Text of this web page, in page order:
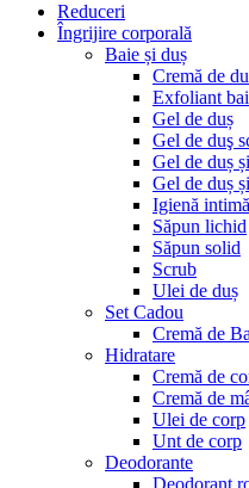
Reduceri
Îngrijire corporală
Baie și duș
Cremă de
Exfoliant
Gel de duș
Gel de duş
Gel de duș
Gel de duș
Igienă intimă
Săpun lichid
Săpun solid
Scrub
Ulei de duș
Set Cadou
Cremă de
Hidratare
Cremă de
Cremă de
Ulei de corp
Unt de corp
Deodorante